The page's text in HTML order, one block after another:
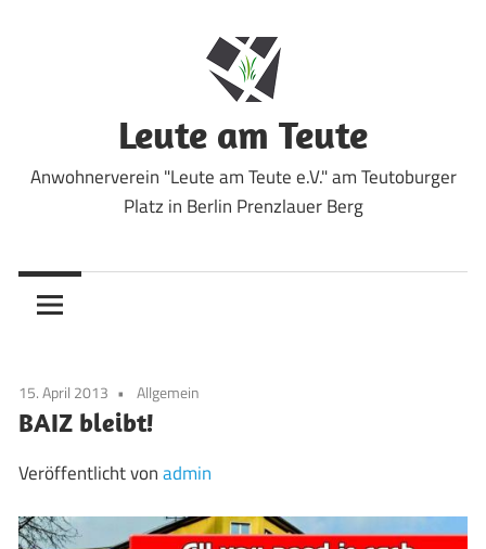
Leute am Teute
Anwohnerverein "Leute am Teute e.V." am Teutoburger
Platz in Berlin Prenzlauer Berg
15. April 2013 Allgemein
BAIZ bleibt!
Veröffentlicht vonadmin